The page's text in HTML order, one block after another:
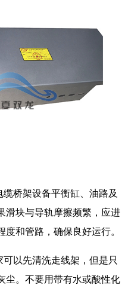
桥架设备平衡缸、油路及
滑块与导轨摩擦频繁，应进
和管路，确保良好运行。
以先清洗走线架，但是只
尘。不要用带有水或酸性化